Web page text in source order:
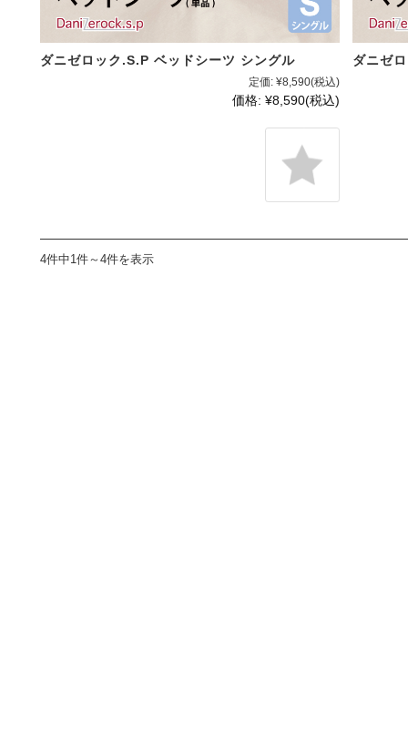
ダニゼロック.S.P ベッドシーツ シングル
定価: ¥8,590(税込)
価格: ¥8,590(税込)
ダニゼ
4件中1件～4件を表示